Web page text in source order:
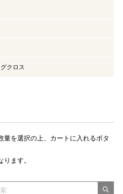
クロス
量を選択の上、カートに入れるボタ
ます。